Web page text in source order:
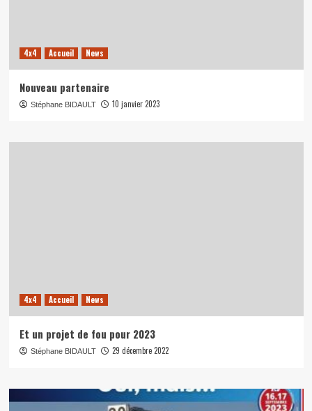
4x4 Accueil News
Nouveau partenaire
Stéphane BIDAULT 10 janvier 2023
4x4 Accueil News
Et un projet de fou pour 2023
Stéphane BIDAULT 29 décembre 2022